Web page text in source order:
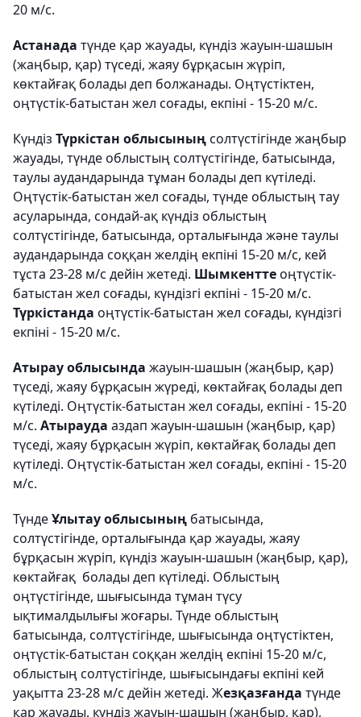
20 м/с.
Астанада түнде қар жауады, күндіз жауын-шашын
(жаңбыр, қар) түседі, жаяу бұрқасын жүріп,
көктайғақ болады деп болжанады. Оңтүстіктен,
оңтүстік-батыстан жел соғады, екпіні - 15-20 м/с.
Күндіз Түркістан облысыныңсолтүстігінде жаңбыр
жауады, түнде облыстың солтүстігінде, батысында,
таулы аудандарында тұман болады деп күтіледі.
Оңтүстік-батыстан жел соғады, түнде облыстың тау
асуларында, сондай-ақ күндіз облыстың
солтүстігінде, батысында, орталығында және таулы
аудандарында соққан желдің екпіні 15-20 м/с, кей
тұста 23-28 м/с дейін жетеді. Шымкенттеоңтүстік-
батыстан жел соғады, күндізгі екпіні - 15-20 м/с.
Түркістанда оңтүстік-батыстан жел соғады, күндізгі
екпіні - 15-20 м/с.
Атырау облысында жауын-шашын (жаңбыр, қар)
түседі, жаяу бұрқасын жүреді, көктайғақ болады деп
күтіледі. Оңтүстік-батыстан жел соғады, екпіні - 15-20
м/с. Атырауда аздап жауын-шашын (жаңбыр, қар)
түседі, жаяу бұрқасын жүріп, көктайғақ болады деп
күтіледі. Оңтүстік-батыстан жел соғады, екпіні - 15-20
м/с.
ТүндеҰлытау облысының батысында,
солтүстігінде, орталығында қар жауады, жаяу
бұрқасын жүріп, күндіз жауын-шашын (жаңбыр, қар),
көктайғақ болады деп күтіледі. Облыстың
оңтүстігінде, шығысында тұман түсу
ықтималдылығы жоғары. Түнде облыстың
батысында, солтүстігінде, шығысында оңтүстіктен,
оңтүстік-батыстан соққан желдің екпіні 15-20 м/с,
облыстың солтүстігінде, шығысындағы екпіні кей
уақытта 23-28 м/с дейін жетеді. Жезқазғанда түнде
қар жауады, күндіз жауын-шашын (жаңбыр, қар),